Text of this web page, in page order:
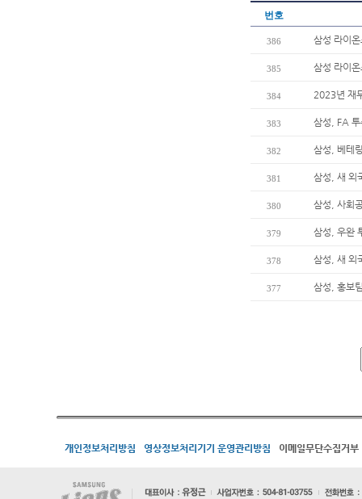
번호
386 삼성 라이
385 삼성 라이
384 2023년 재
383 삼성, FA
382 삼성, 베테
381 삼성, 새 외
380 삼성, 사회
379 삼성, 우완
378 삼성, 새 외
377 삼성, 홍보
개인정보처리방침 영상정보처리기기 운영관리방침 이메일무단수집거부